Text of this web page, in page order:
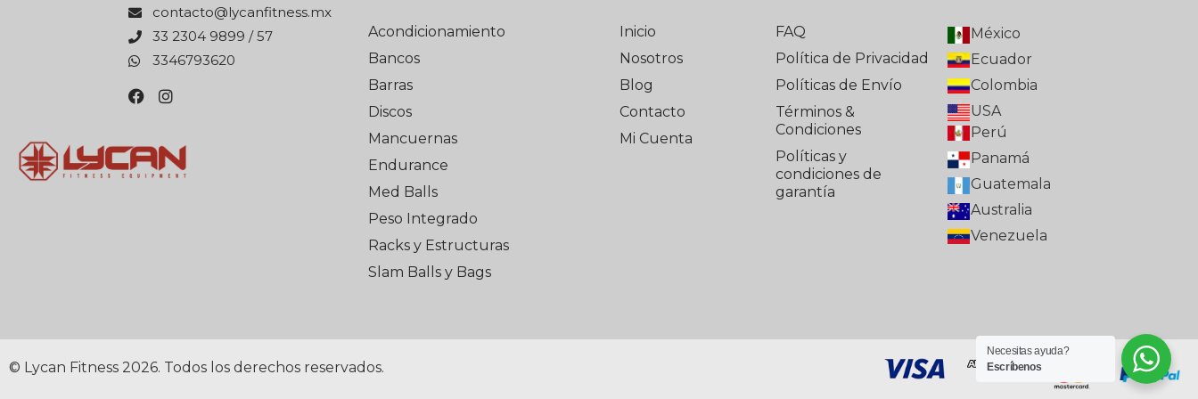
xm.ssentifnacyl@otcatnoc
75 / 9989 4032 33
0263976433
Acondicionamiento
Bancos
Barras
Discos
Mancuernas
Endurance
Med Balls
Peso Integrado
Racks y Estructuras
Slam Balls y Bags
Inicio
Nosotros
Blog
Contacto
Mi Cuenta
FAQ
Política de Privacidad
Políticas de Envío
Términos &
Condiciones
Políticas y
condiciones de
garantía
México
Ecuador
Colombia
USA
Perú
Panamá
Guatemala
Australia
Venezuela
© Lycan Fitness 2026. Todos los derechos reservados.
Necesitas ayuda?
Escríbenos